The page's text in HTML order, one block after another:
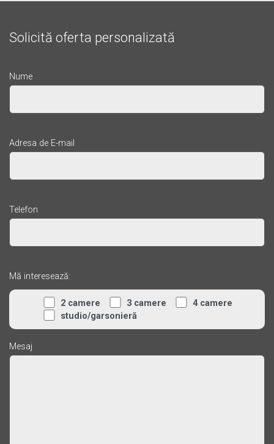
Solicită oferta personalizată
Nume
Adresa de E-mail
Telefon
Mă interesează:
2 camere 3 camere
4 camere
studio/garsonieră
Mesaj